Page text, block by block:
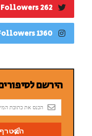
262 Followers
1360 Followers